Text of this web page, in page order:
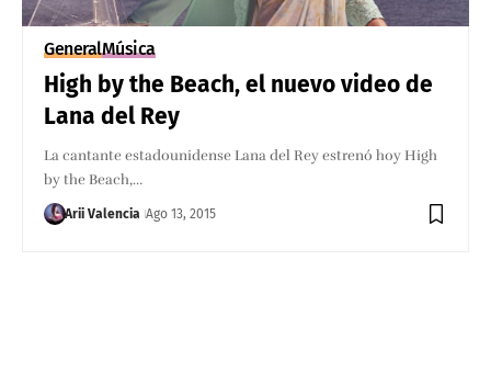
GeneralMúsica
High by the Beach, el nuevo video de
Lana del Rey
La cantante estadounidense Lana del Rey estrenó hoy High
by the Beach,…
Arii Valencia Ago 13, 2015